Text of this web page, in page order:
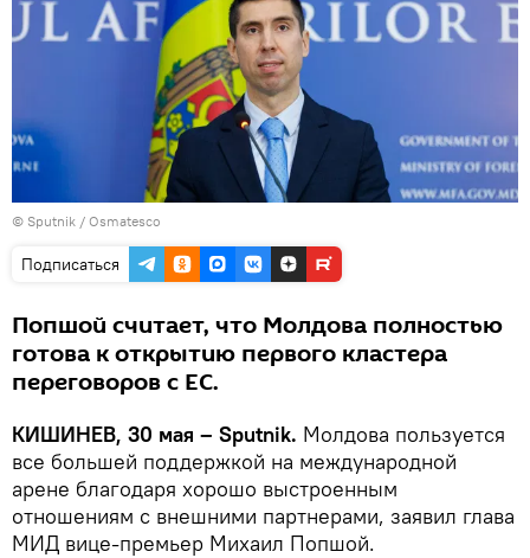
© Sputnik / Osmatesco
Подписаться
Попшой считает, что Молдова полностью
готова к открытию первого кластера
переговоров с ЕС.
КИШИНЕВ, 30 мая – Sputnik. Молдова пользуется
все большей поддержкой на международной
арене благодаря хорошо выстроенным
отношениям с внешними партнерами, заявил глава
МИД вице-премьер Михаил Попшой.